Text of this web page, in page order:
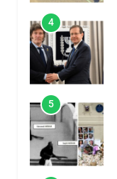
4
5